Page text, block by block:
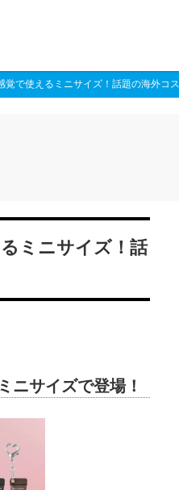
覚で使えるミニサイズ！話題の海外コ
ミニサイズ！話
サイズで登場！